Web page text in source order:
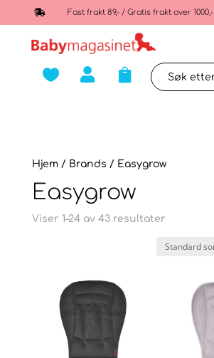
 Fast frakt 89,- / Gratis frakt over 1000,-
  
Hjem/ Brands / Easygrow
Easygrow
Viser 1–24 av 43 resultater